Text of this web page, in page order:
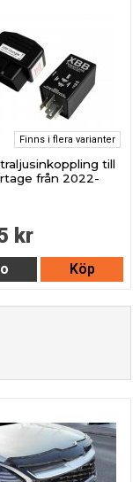
Finns i flera varianter
till
från 2022-
kr
Köp